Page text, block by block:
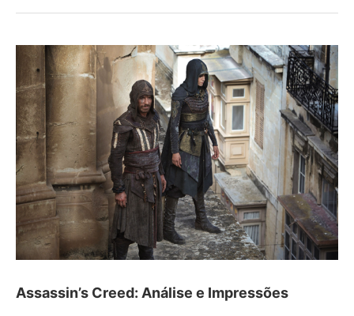
Assassin’s Creed: Análise e Impressões